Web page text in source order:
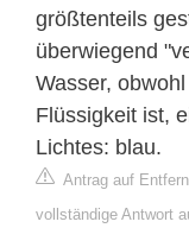
größtenteils
überwiegend
Wasser,
Flüssigkeit ist,
Lichtes: blau.
Antrag auf
vollständige Antwort